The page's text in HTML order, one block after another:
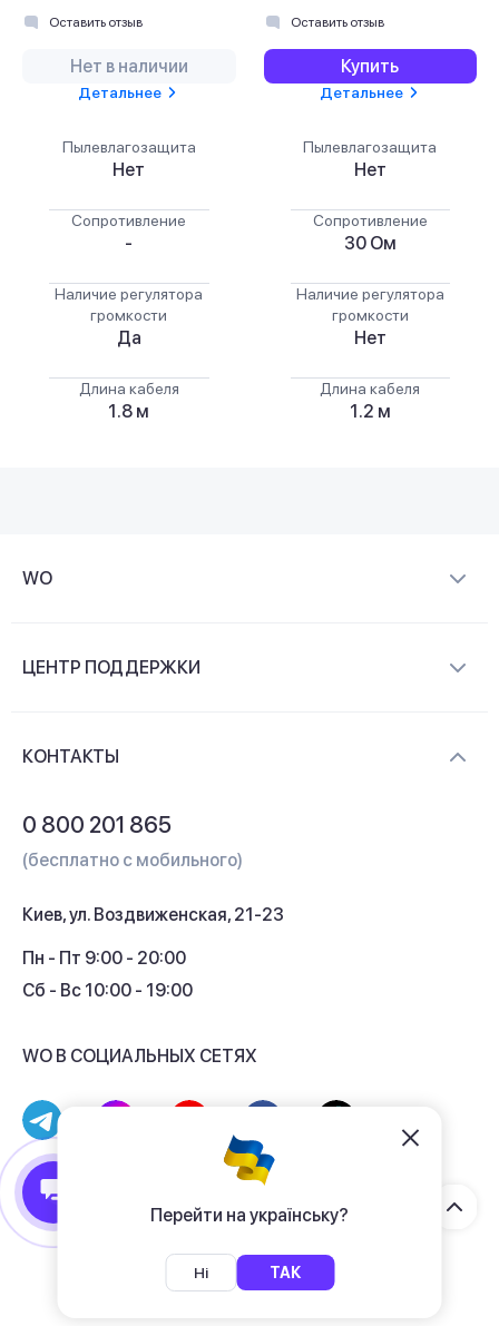
Перейти на українську?
Ні ТАК
Оставить отзыв
Нет в наличии
Детальнее
Пылевлагозащита
Нет
Сопротивление
-
Наличие регулятора
громкости
Да
Длина кабеля
1.8 м
Оставить отзыв
Купить
Детальнее
Пылевлагозащита
Нет
Сопротивление
30 Ом
Наличие регулятора
громкости
Нет
Длина кабеля
1.2 м
WO
Контакты
ЦЕНТР ПОДДЕРЖКИ
Кэшбек
КОНТАКТЫ
0 800 201 865
(бесплатно с мобильного)
Киев, ул. Воздвиженская, 21-23
Пн - Пт 9:00 - 20:00
Сб - Вс 10:00 - 19:00
WO В СОЦИАЛЬНЫХ СЕТЯХ
Договор публичной оферты
Политика конфиденциальности